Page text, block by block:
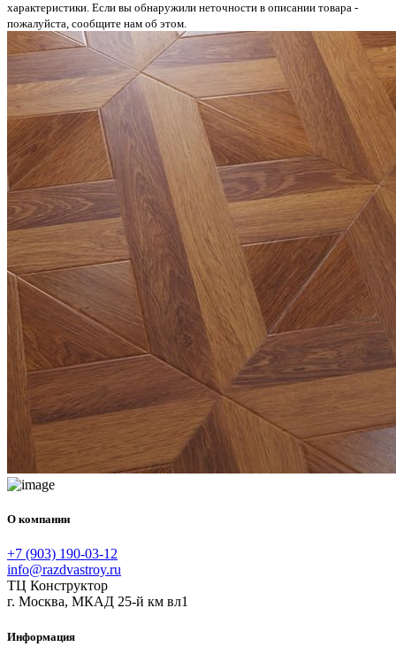
характеристики. Если вы обнаружили неточности в описании товара -
пожалуйста, сообщите нам об этом.
О компании
+7 (903) 190-03-12
info@razdvastroy.ru
ТЦ Конструктор
г. Москва, МКАД 25-й км вл1
Информация